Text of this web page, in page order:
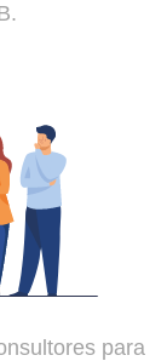
para